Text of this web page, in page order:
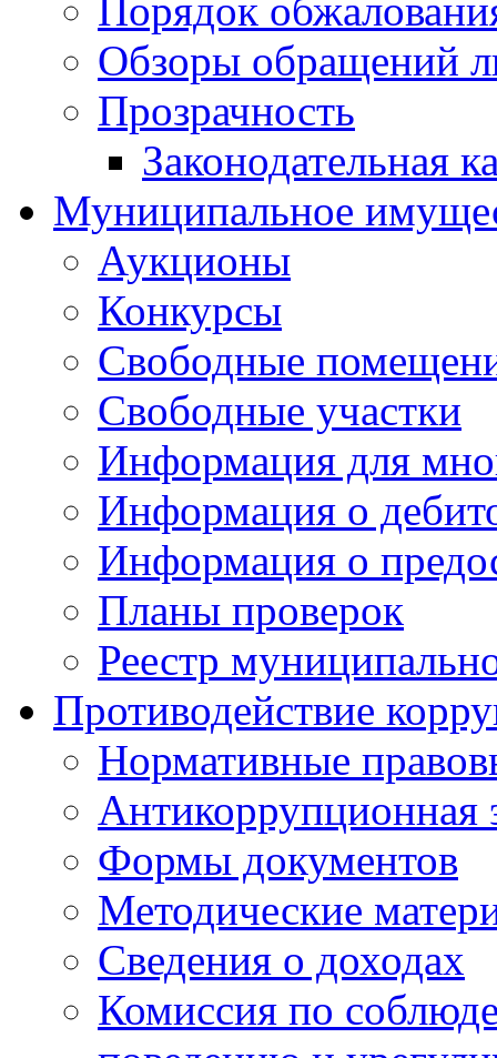
Порядок
Обзоры обращений
Прозрачность
Законодательная
Муниципальное
Аукционы
Конкурсы
Свободные
Свободные участки
Информация для
Информация о
Информация о
Планы проверок
Реестр
Противодействие
Нормативные
Антикоррупционная
Формы документов
Методические
Сведения о доходах
Комиссия по